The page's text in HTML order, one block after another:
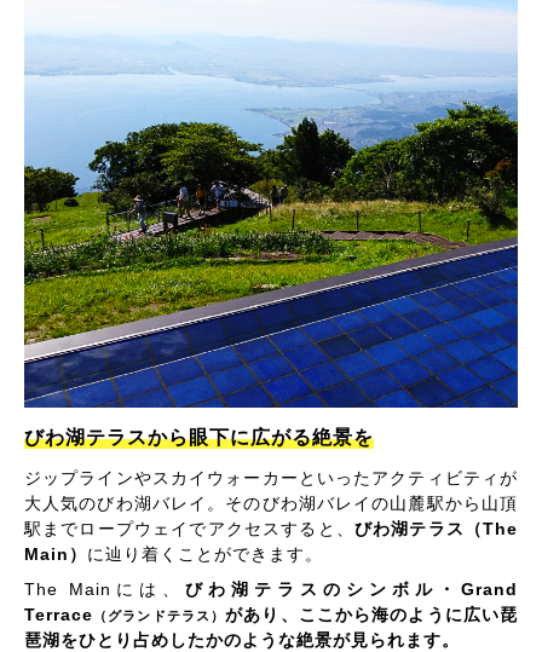
びわ湖テラスから眼下に広がる絶景を
ジップラインやスカイウォーカーといったアクティビティが
大人気のびわ湖バレイ。そのびわ湖バレイの山麓駅から山頂
駅までロープウェイでアクセスすると、 びわ湖テラス（The
Main） に辿り着くことができます。
The Mainには、 びわ湖テラスのシンボル・Grand
Terrace （グランドテラス）があり、ここから海のように広い琵
琶湖をひとり占めしたかのような絶景が見られます。